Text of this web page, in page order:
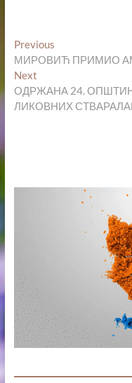
Кретање
чланка
PreviousPrevious
post:
МИРОВИЋ ПРИМИО
NextNext
post:
ОДРЖАНА 24.
ЛИКОВНИХ